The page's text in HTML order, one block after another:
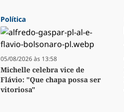
Política
05/08/2026 às 13:58
Michelle celebra vice de
Flávio: "Que chapa possa ser
vitoriosa"